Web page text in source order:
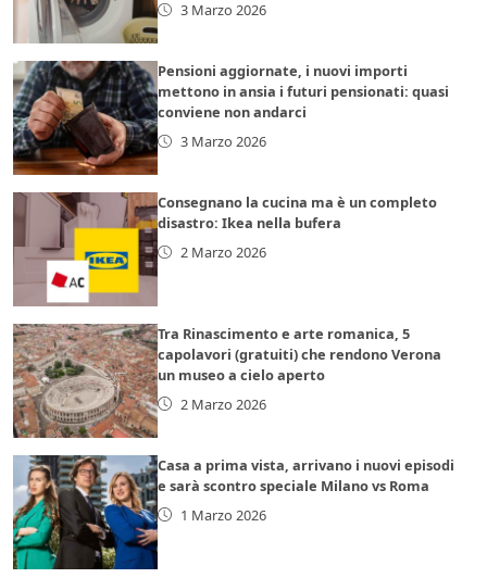
3 Marzo 2026
Pensioni aggiornate, i nuovi importi
mettono in ansia i futuri pensionati: quasi
conviene non andarci
3 Marzo 2026
Consegnano la cucina ma è un completo
disastro: Ikea nella bufera
2 Marzo 2026
Tra Rinascimento e arte romanica, 5
capolavori (gratuiti) che rendono Verona
un museo a cielo aperto
2 Marzo 2026
Casa a prima vista, arrivano i nuovi episodi
e sarà scontro speciale Milano vs Roma
1 Marzo 2026